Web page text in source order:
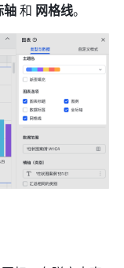
轴 和 网格线。